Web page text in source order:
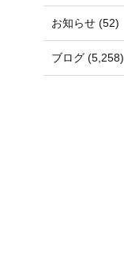
お知らせ (52)
ブログ (5,258)